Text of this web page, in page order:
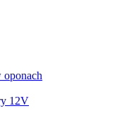
12V